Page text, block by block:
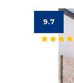
9.7